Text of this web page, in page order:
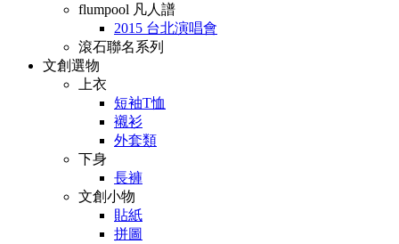
flumpool 凡人譜
2015 台北演唱會
滾石聯名系列
文創選物
上衣
短袖T恤
襯衫
外套類
下身
長褲
文創小物
貼紙
拼圖